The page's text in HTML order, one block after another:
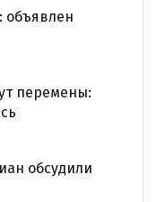
объявлен
перемены:
обсудили